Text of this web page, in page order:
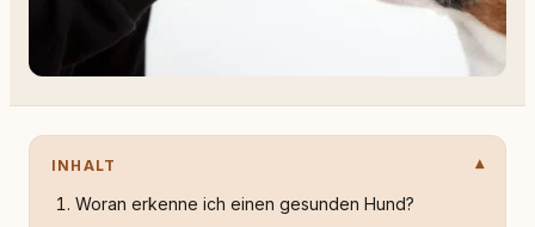
INHALT
Woran erkenne ich einen gesunden Hund?